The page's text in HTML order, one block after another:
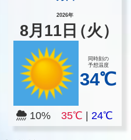
2026年
8月 11日（火）
同時刻の
予想温度
34℃
10% 35℃ |24℃